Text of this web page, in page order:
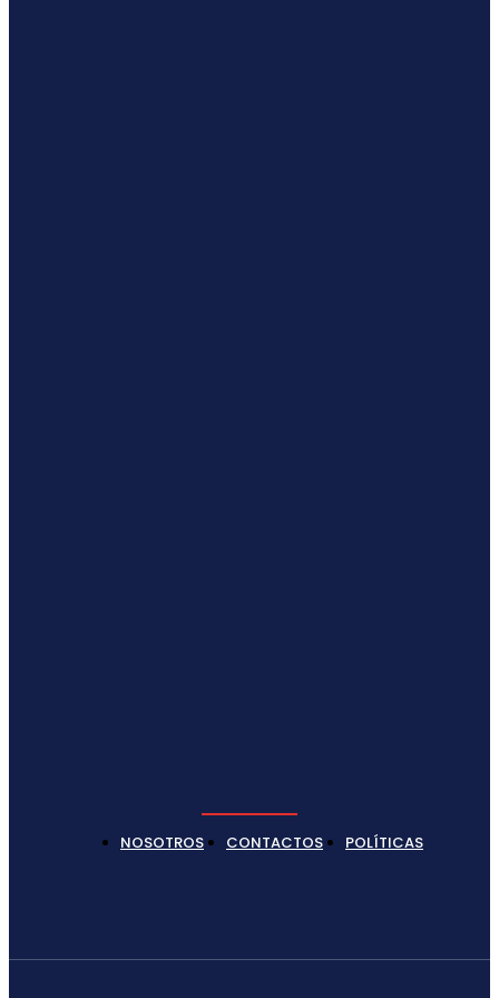
NOSOTROS CONTACTOS POLÍTICAS